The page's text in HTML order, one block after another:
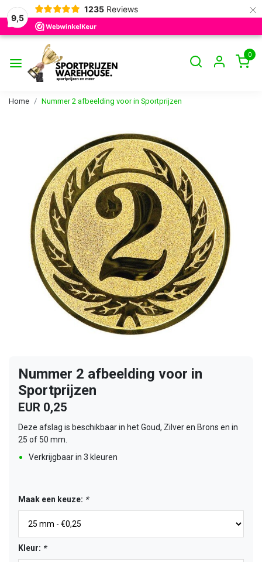
9,5
1235 Reviews ×
0
Home Nummer 2 afbeelding voor in Sportprijzen
Nummer 2 afbeelding voor in
Sportprijzen
EUR 0,25
Deze afslag is beschikbaar in het Goud, Zilver en Brons en in
25 of 50 mm.
Verkrijgbaar in 3 kleuren
Maak een keuze: *
Kleur: *